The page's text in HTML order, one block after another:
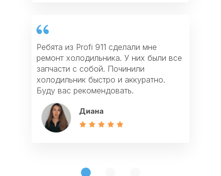
Ребята из Profi 911 сделали мне
ремонт холодильника. У них были все
запчасти с собой. Починили
холодильник быстро и аккуратно.
Буду вас рекомендовать.
Диана
Спасибо за ремонт газовой плиты и
ремонт газовой колонки. После
ремонта дали мне гарантию и убрали
весь мусор. Очень хороший сервис!
Если у вас что-то сломалось из
техники, то лучше всего обращаться в
Profi911. У них есть все запчасти,
работают качественно и недорого!